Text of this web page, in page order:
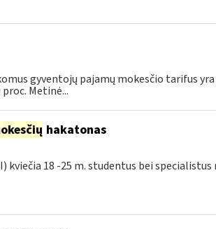
gyventojų pajamų mokesčio tarifus
Metinė...
hakatonas
kviečia 18 -25 m. studentus bei